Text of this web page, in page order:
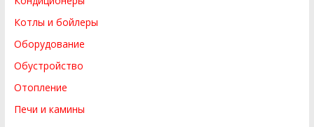
Котлы и бойлеры
Оборудование
Обустройство
Отопление
Печи и камины